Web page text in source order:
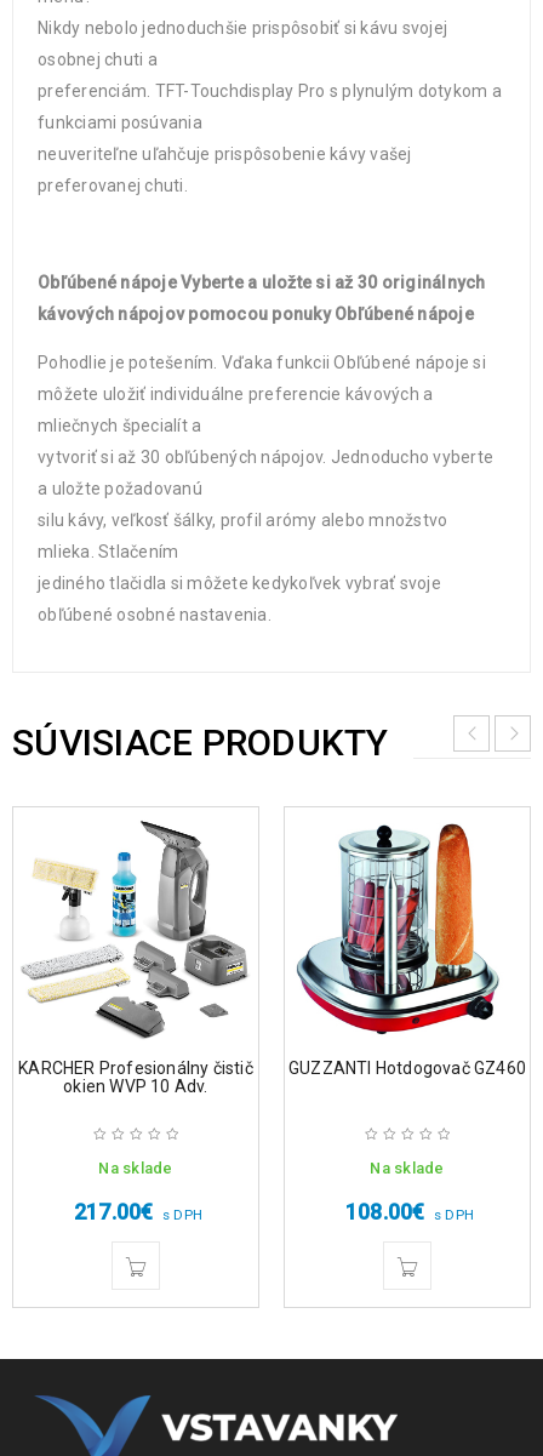
Nikdy nebolo jednoduchšie prispôsobiť si kávu svojej
osobnej chuti a
preferenciám. TFT-Touchdisplay Pro s plynulým dotykom a
funkciami posúvania
neuveriteľne uľahčuje prispôsobenie kávy vašej
preferovanej chuti.
Obľúbené nápoje Vyberte a uložte si až 30 originálnych
kávových nápojov pomocou ponuky Obľúbené nápoje
Pohodlie je potešením. Vďaka funkcii Obľúbené nápoje si
môžete uložiť individuálne preferencie kávových a
mliečnych špecialít a
vytvoriť si až 30 obľúbených nápojov. Jednoducho vyberte
a uložte požadovanú
silu kávy, veľkosť šálky, profil arómy alebo množstvo
mlieka. Stlačením
jediného tlačidla si môžete kedykoľvek vybrať svoje
obľúbené osobné nastavenia.
SÚVISIACE PRODUKTY
KARCHER Profesionálny čistič
okien WVP 10 Adv.
Na sklade
217.00€ s DPH
GUZZANTI Hotdogovač GZ460
Na sklade
108.00€ s DPH